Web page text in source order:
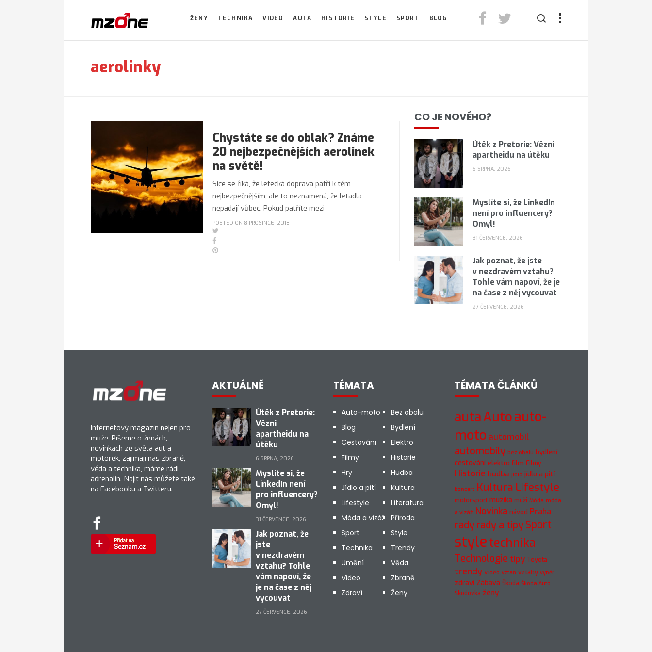
ŽENY TECHNIKA VIDEO AUTA HISTORIE STYLE SPORT BLOG
aerolinky
Chystáte se do oblak? Známe
20 nejbezpečnějších aerolinek
na světě!
Sice se říká, že letecká doprava patří k těm
nejbezpečnějším, ale to neznamená, že letadla
nepadají vůbec. Pokud patříte mezi
POSTED ON 8 PROSINCE, 2018
CO JE NOVÉHO?
Útěk z Pretorie: Vězni
apartheidu na útěku
6 SRPNA, 2026
Myslíte si, že LinkedIn
není pro influencery?
Omyl!
31 ČERVENCE, 2026
Jak poznat, že jste
v nezdravém vztahu?
Tohle vám napoví, že je
na čase z něj vycouvat
27 ČERVENCE, 2026
Internetový magazín nejen pro
muže. Píšeme o ženách,
novinkách ze světa aut a
motorek, zajímají nás zbraně,
věda a technika, máme rádi
adrenalin. Najít nás můžete také
na Facebooku a Twitteru.
AKTUÁLNĚ
Útěk z Pretorie:
Vězni
apartheidu na
útěku
6 SRPNA, 2026
Myslíte si, že
LinkedIn není
pro influencery?
Omyl!
31 ČERVENCE, 2026
Jak poznat, že
jste
v nezdravém
vztahu? Tohle
vám napoví, že
je na čase z něj
vycouvat
27 ČERVENCE, 2026
TÉMATA
Auto-moto
Bez obalu
Blog
Bydlení
Cestování
Elektro
Filmy
Historie
Hry
Hudba
Jídlo a pití
Kultura
Lifestyle
Literatura
Móda a vizáž
Příroda
Sport
Style
Technika
Trendy
Umění
Věda
Video
Zbraně
Zdraví
Ženy
TÉMATA ČLÁNKŮ
autaAutoauto-
moto automobil
automobily bez obalu bydlení
cestování elektro film Filmy
Historie hudba jídlo jídlo a pití
koncert Kultura Lifestyle
motorsport muzika muži Móda móda
a vizáž Novinka návod Praha
radyrady a tipySport
styletechnika
Technologie tipy Toyota
trendy Video vztah vztahy výběr
zdraví Zábava Škoda Škoda Auto
Škodovka ženy